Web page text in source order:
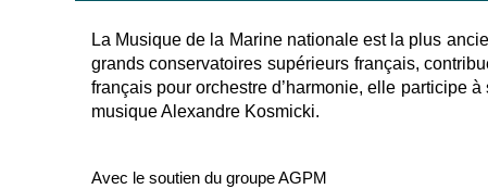
La Musique de la Marine nationale est la plus
grands conservatoires supérieurs français,
français pour orchestre d’harmonie, elle participe
musique Alexandre Kosmicki.
Avec le soutien du groupe AGPM